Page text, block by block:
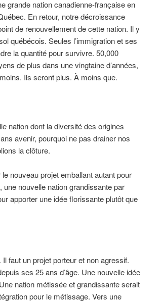
grande nation canadienne-française en
En retour, notre décroissance
de renouvellement de cette nation. Il y
québécois. Seules l’immigration et ses
la quantité pour survivre. 50,000
de plus dans une vingtaine d’années,
Ils seront plus. À moins que.
nation dont la diversité des origines
avenir, pourquoi ne pas drainer nos
la clôture.
nouveau projet emballant autant pour
nouvelle nation grandissante par
apporter une idée florissante plutôt que
faut un projet porteur et non agressif.
ses 25 ans d’âge. Une nouvelle idée
nation métissée et grandissante serait
pour le métissage. Vers une